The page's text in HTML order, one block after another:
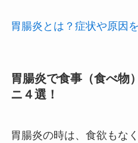
胃腸炎とは？症状や原因
胃腸炎で食事（食べ物
ニ４選！
胃腸炎の時は、食欲もな